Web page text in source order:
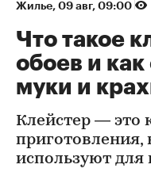
Жилье 09 авг, 09:00
Что такое
обоев и как
муки и
Клейстер — это
используют для